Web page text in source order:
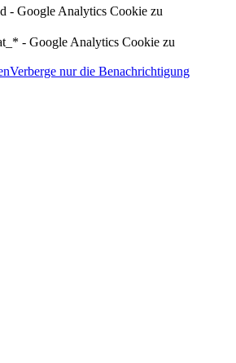
- Google Analytics Cookie zu
- Google Analytics Cookie zu
Verberge nur die Benachrichtigung